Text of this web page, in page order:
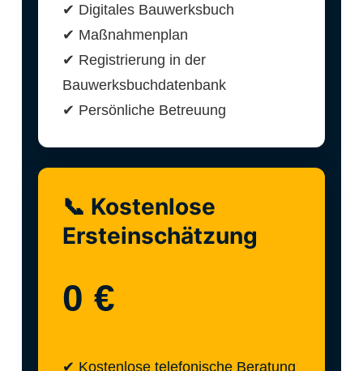
✔ Digitales Bauwerksbuch
✔ Maßnahmenplan
✔ Registrierung in der
Bauwerksbuchdatenbank
✔ Persönliche Betreuung
📞 Kostenlose
Ersteinschätzung
0 €
✔ Kostenlose telefonische Beratung